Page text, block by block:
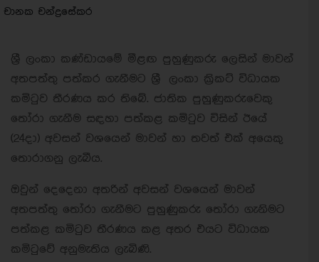
චානක චන්ද්‍රසේකර
ශ්‍රී ලංකා කණ්ඩායමේ මීළඟ පුහුණුකරු ලෙසින් මාවන්
අතපත්තු පත්කර ගැනීමට ශ්‍රී ලංකා ක්‍රිකට් විධායක
කමිටුව තීරණය කර තිබේ. ජාතික පුහුුණුකරුවෙකු
තෝරා ගැනීම සඳහා පත්කළ කමිටුව විසින් ඊයේ
(24දා) අවසන් වශයෙන් මාවන් හා තවත් එක් අයෙකු
තොරාගනු ලැබීය.
ඔවුන් දෙදෙනා අතරින් අවසන් වශයෙන් මාවන්
අතපත්තු තෝරා ගැනීමට පුහුණුකරු තෝරා ගැනිමට
පත්කළ කමිටුව තීරණය කළ අතර එයට විධායක
කමිටුවේ අනුමැතිය ලැබිණි.